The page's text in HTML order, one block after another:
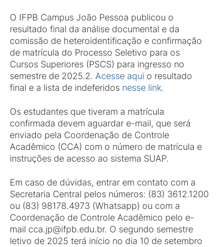
O IFPB Campus João Pessoa publicou o
resultado final da análise documental e da
comissão de heteroidentificação e confirmação
de matrícula do Processo Seletivo para os
Cursos Superiores (PSCS) para ingresso no
semestre de 2025.2. Acesse aqui o resultado
final e a lista de indeferidos nesse link.
Os estudantes que tiveram a matrícula
confirmada devem aguardar e-mail, que será
enviado pela Coordenação de Controle
Acadêmico (CCA) com o número de matrícula e
instruções de acesso ao sistema SUAP.
Em caso de dúvidas, entrar em contato com a
Secretaria Central pelos números: (83) 3612.1200
ou (83) 98178.4973 (Whatsapp) ou com a
Coordenação de Controle Acadêmico pelo e-
mail cca.jp@ifpb.edu.br. O segundo semestre
letivo de 2025 terá início no dia 10 de setembro